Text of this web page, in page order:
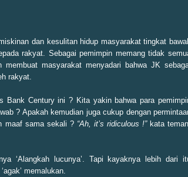
dan kesulitan hidup masyarakat tingkat
rakyat. Sebagai pemimpin memang tidak
masyarakat menyadari bahwa JK
rakyat.
Bank Century ini ? Kita yakin bahwa para
? Apakah kemudian juga cukup dengan
maaf sama sekali ? “Ah, it’s ridiculous !”kata
‘Alangkah lucunya’. Tapi kayaknya lebih dari
memalukan.